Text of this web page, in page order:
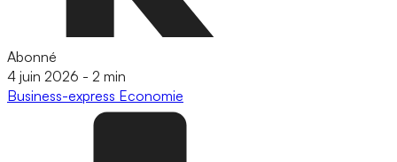
Abonné
4 juin 2026 - 2 min
Business-express Economie